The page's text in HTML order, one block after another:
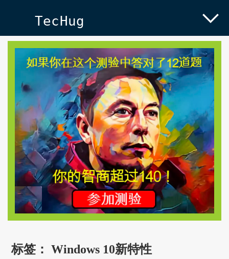
TecHug
标签：Windows 10新特性